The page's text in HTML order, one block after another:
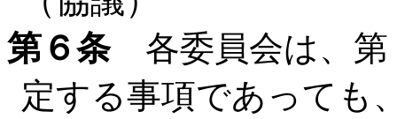
第６条各委員会は、第
定する事項であっても